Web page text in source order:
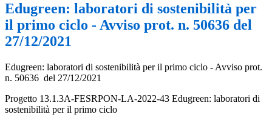
Edugreen: laboratori di sostenibilità per
il primo ciclo - Avviso prot. n. 50636 del
27/12/2021
Edugreen: laboratori di sostenibilità per il primo ciclo - Avviso prot.
n. 50636 del 27/12/2021
Progetto 13.1.3A-FESRPON-LA-2022-43 Edugreen: laboratori di
sostenibilità per il primo ciclo